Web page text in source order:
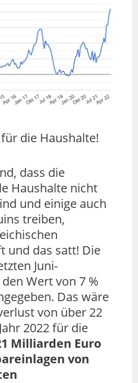
die Haushalte!
dass die
Haushalte nicht
und einige auch
treiben,
und das satt! Die
Juni-
Wert von 7 %
Das wäre
von über 22
2022 für die
Milliarden Euro
von